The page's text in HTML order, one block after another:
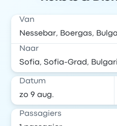
Van
Naar
Datum
Passagiers